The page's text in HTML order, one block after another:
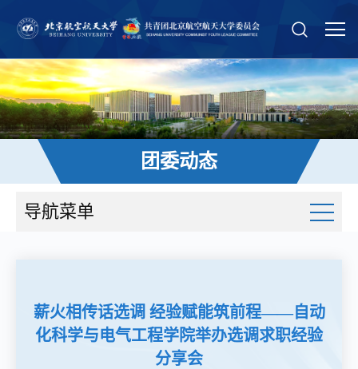
团委动态
导航菜单
薪火相传话选调 经验赋能筑前程——自动
化科学与电气工程学院举办选调求职经验
分享会